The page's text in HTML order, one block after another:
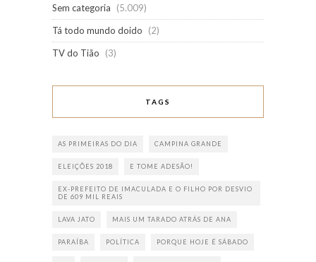
Sem categoria
(5.009)
Tá todo mundo doido
(2)
TV do Tião
(3)
TAGS
AS PRIMEIRAS DO DIA CAMPINA GRANDE
ELEIÇÕES 2018 E TOME ADESÃO!
EX-PREFEITO DE IMACULADA E O FILHO POR DESVIO
DE 609 MIL REAIS
LAVA JATO MAIS UM TARADO ATRÁS DE ANA
PARAÍBA POLÍTICA PORQUE HOJE É SÁBADO